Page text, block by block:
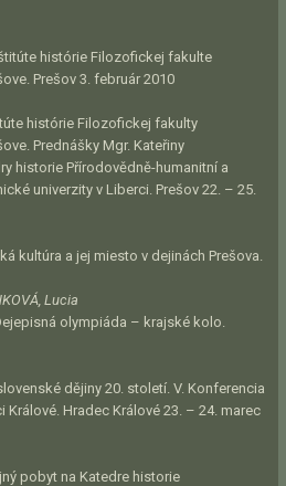
histórie Filozofickej fakulte
Prešov 3. február 2010
histórie Filozofickej fakulty
Prednášky Mgr. Kateřiny
historie Přírodovědně-humanitní a
univerzity v Liberci. Prešov 22. – 25.
kultúra a jej miesto v dejinách Prešova.
Lucia
olympiáda – krajské kolo.
dějiny 20. století. V. Konferencia
Hradec Králové 23. – 24. marec
pobyt na Katedre historie